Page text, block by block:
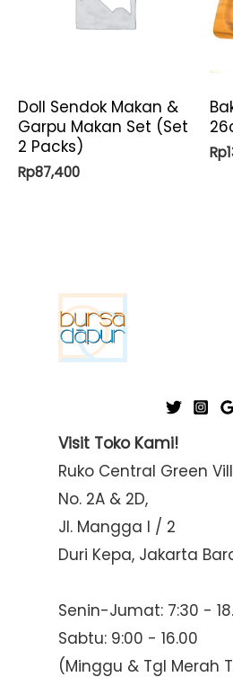
Doll Sendok Makan &
Garpu Makan Set (Set
2 Packs)
Rp87,400
Rp
Visit Toko Kami!
Ruko Central Green
No. 2A & 2D,
Jl. Mangga I / 2
Duri Kepa, Jakarta
Senin-Jumat: 7:30 -
Sabtu: 9:00 - 16.00
(Minggu & Tgl Merah